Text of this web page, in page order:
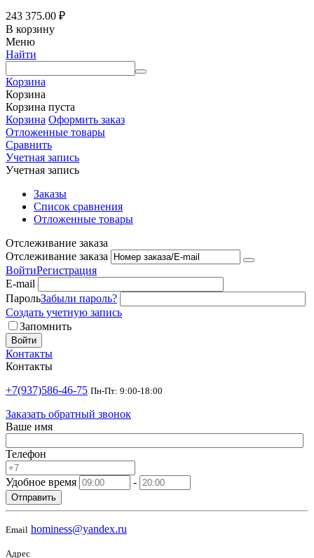
243 375.00 ₽
В корзину
Меню
Найти
Корзина
Корзина
Корзина пуста
Корзина Оформить заказ
Отложенные товары
Сравнить
Учетная запись
Учетная запись
Заказы
Список сравнения
Отложенные товары
Отслеживание заказа
Отслеживание заказа
ВойтиРегистрация
E-mail
ПарольЗабыли пароль?
Создать учетную запись
Запомнить
Войти
Контакты
Контакты
+7(937)586-46-75 Пн-Пт: 9:00-18:00
Заказать обратный звонок
Ваше имя
Телефон
Удобное время -
Отправить
Email hominess@yandex.ru
Адрес